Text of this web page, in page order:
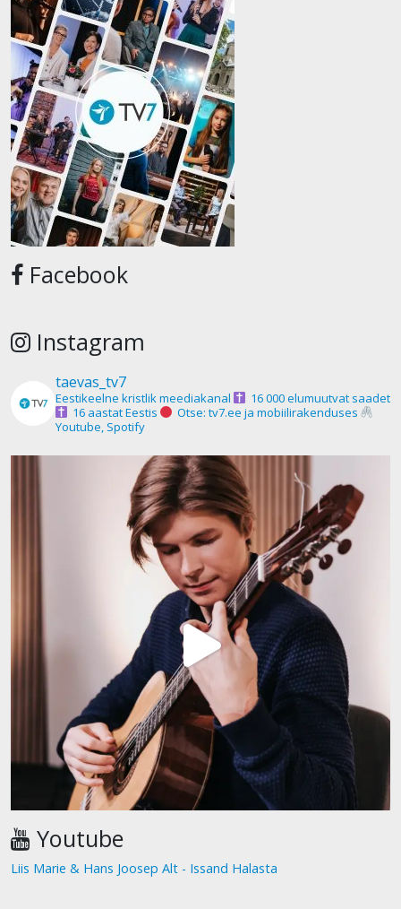
Facebook
Instagram
taevas_tv7
Eestikeelne kristlik meediakanal
16 000 elumuutvat saadet
16 aastat Eestis
Otse: tv7.ee ja mobiilirakenduses
Youtube, Spotify
Youtube
Liis Marie & Hans Joosep Alt - Issand Halasta